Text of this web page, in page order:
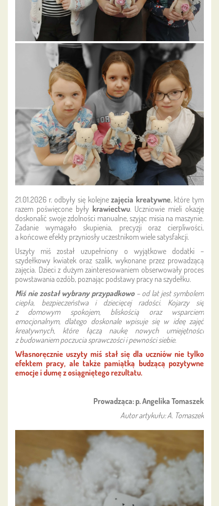
21.01.2026 r. odbyły się kolejnezajęcia kreatywne, które tym
razem poświęcone były krawiectwu. Uczniowie mieli okazję
doskonalić swoje zdolności manualne, szyjąc misia na maszynie.
Zadanie wymagało skupienia, precyzji oraz cierpliwości,
a końcowe efekty przyniosły uczestnikom wiele satysfakcji.
Uszyty miś został uzupełniony o wyjątkowe dodatki –
szydełkowy kwiatek oraz szalik, wykonane przez prowadzącą
zajęcia. Dzieci z dużym zainteresowaniem obserwowały proces
powstawania ozdób, poznając podstawy pracy na szydełku.
Miś nie został wybrany przypadkowo– od lat jest symbolem
ciepła, bezpieczeństwa i dziecięcej radości. Kojarzy się
z domowym spokojem, bliskością oraz wsparciem
emocjonalnym, dlatego doskonale wpisuje się w ideę zajęć
kreatywnych, które łączą naukę nowych umiejętności
z budowaniem poczucia sprawczości i pewności siebie.
Własnoręcznie uszyty miś stał się dla uczniów nie tylko
efektem pracy, ale także pamiątką budzącą pozytywne
emocje i dumę z osiągniętego rezultatu.
Prowadząca: p. Angelika Tomaszek
Autor artykułu: A. Tomaszek